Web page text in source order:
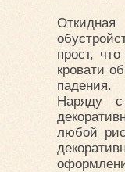
прост,
кровати
падения.
Наряду
любой